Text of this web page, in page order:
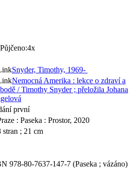
Snyder, Timothy, 1969-
Nemocná Amerika : lekce o zdraví a
/ Timothy Snyder ; přeložila Johana
první
: Paseka : Prostor, 2020
stran ; 21 cm
978-80-7637-147-7 (Paseka ; vázáno)